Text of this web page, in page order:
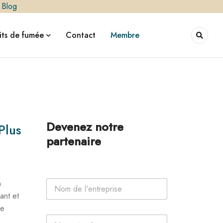
Blog
de fumée Contact Membre
et
Devenez notre
partenaire
N
m
*
P